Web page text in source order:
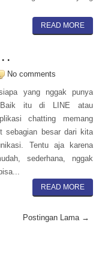
READ MORE
.
No comments
yang nggak punya
itu di LINE atau
chatting memang
sebagian besar dari kita
Tentu aja karena
sederhana, nggak
READ MORE
Postingan Lama →